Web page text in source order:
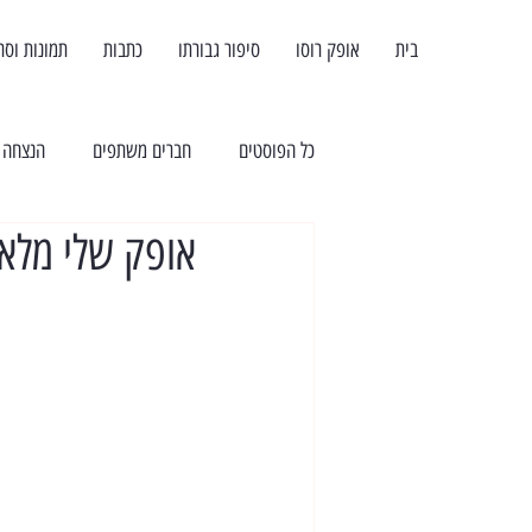
בית אופק רוסו סיפור גבורתו כתבות תמונות
כל הפוסטים חברים משתפים הנצחה
אופק שלי